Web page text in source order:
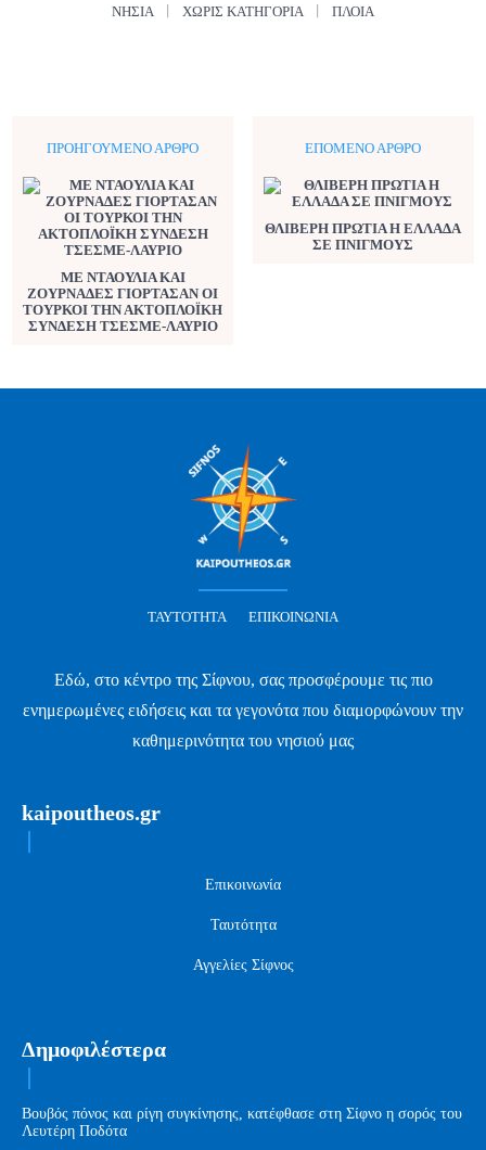
ΝΗΣΙΆ ΧΩΡΊΣ ΚΑΤΗΓΟΡΊΑ ΠΛΟΊΑ
ΠΡΟΗΓΟΎΜΕΝΟ ΆΡΘΡΟ
ΜΕ ΝΤΑΟΥΛΙΑ ΚΑΙ
ΖΟΥΡΝΑΔΕΣ ΓΙΟΡΤΑΣΑΝ ΟΙ
ΤΟΥΡΚΟΙ ΤΗΝ ΑΚΤΟΠΛΟΪΚΗ
ΣΥΝΔΕΣΗ ΤΣΕΣΜΕ-ΛΑΥΡΙΟ
ΕΠΌΜΕΝΟ ΆΡΘΡΟ
ΘΛΙΒΕΡΗ ΠΡΩΤΙΑ Η ΕΛΛΑΔΑ
ΣΕ ΠΝΙΓΜΟΥΣ
ΤΑΥΤΌΤΗΤΑ ΕΠΙΚΟΙΝΩΝΊΑ
Εδώ, στο κέντρο της Σίφνου, σας προσφέρουμε τις πιο
ενημερωμένες ειδήσεις και τα γεγονότα που διαμορφώνουν την
καθημερινότητα του νησιού μας
kaipoutheos.gr
Επικοινωνία
Ταυτότητα
Αγγελίες Σίφνος
Δημοφιλέστερα
Βουβός πόνος και ρίγη συγκίνησης, κατέφθασε στη Σίφνο η σορός του
Λευτέρη Ποδότα